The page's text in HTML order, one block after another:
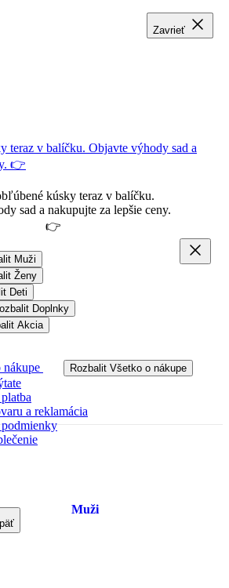
teraz v balíčku. Objavte výhody sad a
👉
kúsky teraz v balíčku.
sad a nakupujte za lepšie ceny.
👉
Muži
Ženy
Deti
Doplnky
Akcia
nákupe
Rozbalit Všetko o nákupe
a reklamácia
Muži
Zavrieť
Zavrieť
Zavrieť